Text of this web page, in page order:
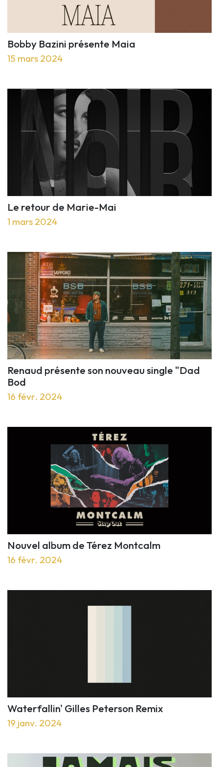
Bobby Bazini présente Maia
15 mars 2024
Le retour de Marie-Mai
1 mars 2024
Renaud présente son nouveau single "Dad
Bod
16 févr. 2024
Nouvel album de Térez Montcalm
16 févr. 2024
Waterfallin' Gilles Peterson Remix
19 janv. 2024